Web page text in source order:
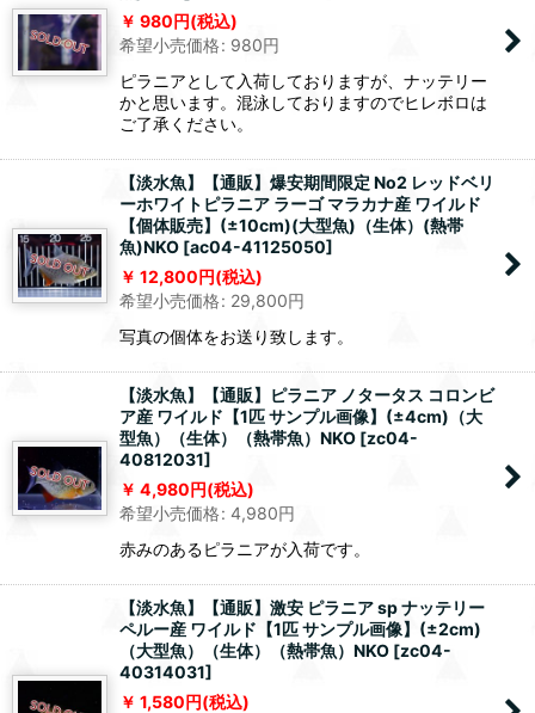
980円(税込)
希望小売価格: 980円
ピラニアとして入荷しておりますが、ナッテリー
かと思います。混泳しておりますのでヒレボロは
ご了承ください。
【淡水魚】【通販】爆安期間限定 No2 レッドベリ
ーホワイトピラニア ラーゴ マラカナ産 ワイルド
【個体販売】(±10cm)(大型魚)（生体）(熱帯
魚)NKO [ac04-41125050]
12,800円(税込)
希望小売価格: 29,800円
写真の個体をお送り致します。
【淡水魚】【通販】ピラニア ノタータス コロンビ
ア産 ワイルド【1匹 サンプル画像】(±4cm)（大
型魚）（生体）（熱帯魚）NKO [zc04-
40812031]
4,980円(税込)
希望小売価格: 4,980円
赤みのあるピラニアが入荷です。
【淡水魚】【通販】激安 ピラニア sp ナッテリー
ペルー産 ワイルド【1匹 サンプル画像】(±2cm)
（大型魚）（生体）（熱帯魚）NKO [zc04-
40314031]
1,580円(税込)